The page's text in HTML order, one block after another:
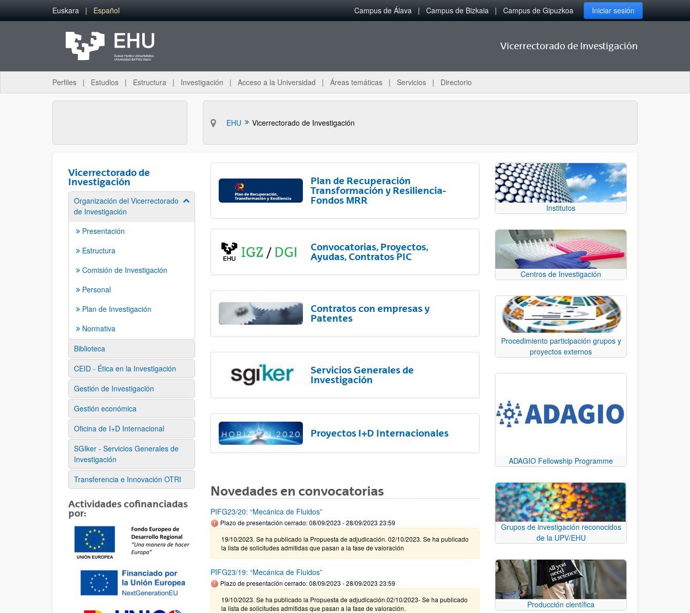
Saltar al contenido principal
Euskara Español Campus de Álava Campus de Bizkaia Campus de Gipuzkoa Iniciar sesión
Vicerrectorado de Investigación
Perfiles Estudios Estructura Investigación Acceso a la Universidad Áreas temáticas Servicios Directorio
EHU Vicerrectorado de Investigación
Vicerrectorado de
Investigación
Organización del Vicerrectorado
de Investigación
Mostrar/ocultar subpáginas
Presentación
Estructura
Comisión de Investigación
Personal
Plan de Investigación
Normativa
Biblioteca
CEID - Ética en la Investigación
Gestión de Investigación
Gestión económica
Oficina de I+D Internacional
SGIker - Servicios Generales de
Investigación
Transferencia e Innovación OTRI
Actividades cofinanciadas
por:
Plan de Recuperación
Transformación y Resiliencia-
Fondos MRR
Convocatorias, Proyectos,
Ayudas, Contratos PIC
Contratos con empresas y
Patentes
Servicios Generales de
Investigación
Proyectos I+D Internacionales
Novedades en convocatorias
PIFG23/20: “Mecánica de Fluidos”
Plazo de presentación cerrado: 08/09/2023 - 28/09/2023 23:59
19/10/2023. Se ha publicado la Propuesta de adjudicación. 02/10/2023. Se ha publicado
la lista de solicitudes admitidas que pasan a la fase de valoración
PIFG23/19: “Mecánica de Fluidos”
Plazo de presentación cerrado: 08/09/2023 - 28/09/2023 23:59
19/10/2023. Se ha publicado la Propuesta de adjudicación.02/10/2023- Se ha publicado
la lista de solicitudes admitidas que pasan a la fase de valoración.
Institutos
Centros de Investigación
Procedimiento participación grupos y
proyectos externos
ADAGIO Fellowship Programme
Grupos de investigación reconocidos
de la UPV/EHU
Producción científica